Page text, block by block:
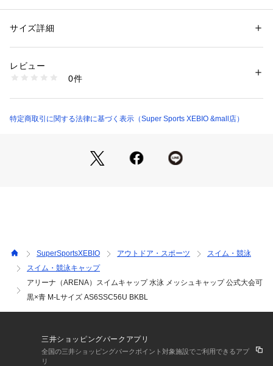
●日本製
に泳ぐことが可能。
●ハードなトレーニングするスイマーにも、ゆったり泳ぎたい
のスイムキャップ。
●水抜けが良く、ハードなトレーニングでもムレ感がなく快適
に泳ぐことが可能。
なる場合があります。
※ブラウザやお使いのモニター環境により、掲載画像と実際の
商品の色味が若干異なる場合があります。
※掲載の価格・製品のパッケージ・デザイン・仕様について、
ースポーツゼビオ ゼビオ Super Sports XEBIO 競泳小物 アク
セサリー スイムキャップ スイミング 水泳 プール スイム 大人
26ssswim スイミングキャップ 水泳帽 水泳キャップ プールキ
性別：レディース
ップ
1540000467151
サイズ詳細
レビュー
0件
特定商取引に関する法律に基づく表示（Super Sports XEBIO &mall店）
SuperSportsXEBIO アウトドア・スポーツ
スイム・競泳
スイム・競泳キャップ
アリーナ（ARENA）スイムキャップ 水泳 メッシュキャップ 公式大会可
黒×青 M-Lサイズ AS6SSC56U BKBL
三井ショッピングパークアプリ
全国の三井ショッピングパークポイント対象施設でご利用できるアプ
リ